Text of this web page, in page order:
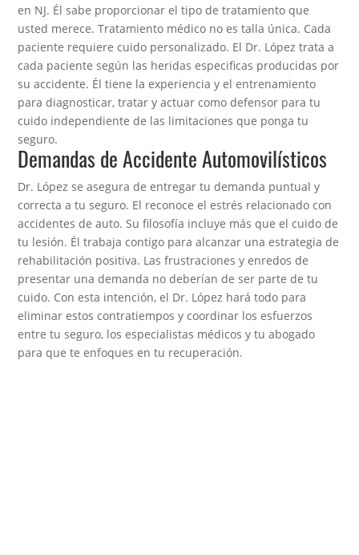
en NJ. Él sabe proporcionar el tipo de tratamiento que
usted merece. Tratamiento médico no es talla única. Cada
paciente requiere cuido personalizado. El Dr. López trata a
cada paciente según las heridas especificas producidas por
su accidente. Él tiene la experiencia y el entrenamiento
para diagnosticar, tratar y actuar como defensor para tu
cuido independiente de las limitaciones que ponga tu
seguro.
Demandas de Accidente Automovilísticos
Dr. López se asegura de entregar tu demanda puntual y
correcta a tu seguro. El reconoce el estrés relacionado con
accidentes de auto. Su filosofía incluye más que el cuido de
tu lesión. Él trabaja contigo para alcanzar una estrategia de
rehabilitación positiva. Las frustraciones y enredos de
presentar una demanda no deberían de ser parte de tu
cuido. Con esta intención, el Dr. López hará todo para
eliminar estos contratiempos y coordinar los esfuerzos
entre tu seguro, los especialistas médicos y tu abogado
para que te enfoques en tu recuperación.